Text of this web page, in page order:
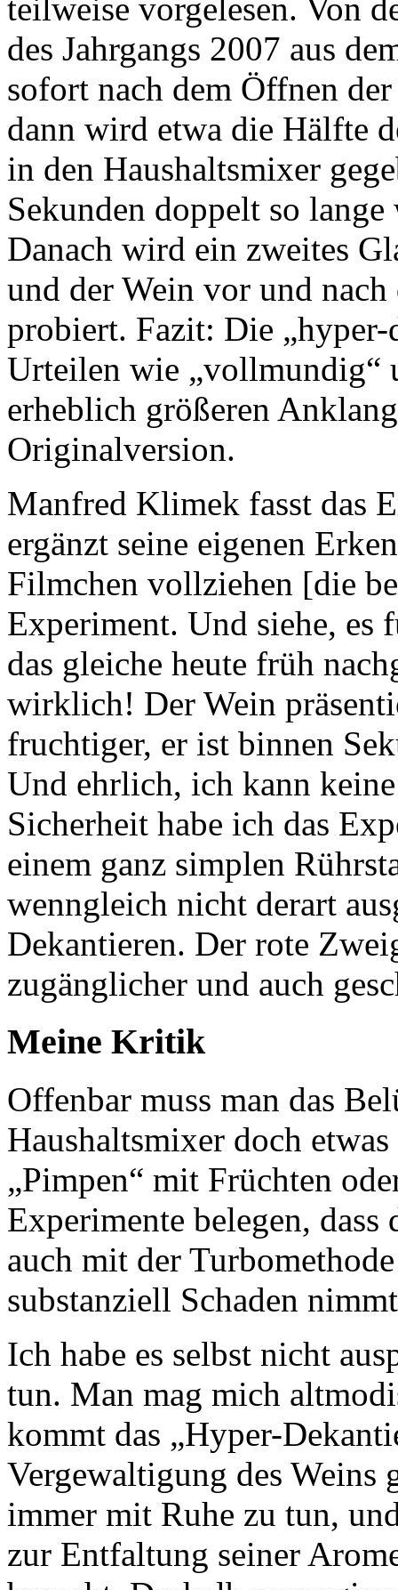
teilweise vorgelesen. Von
des Jahrgangs 2007 aus
sofort nach dem Öffnen
dann wird etwa die Hälfte
in den Haushaltsmixer
Sekunden doppelt so
Danach wird ein zweites
und der Wein vor und
probiert. Fazit: Die
Urteilen wie „vollmundig“
erheblich größeren
Originalversion.
Manfred Klimek fasst das
ergänzt seine eigenen
Filmchen vollziehen [die
Experiment. Und siehe, es
das gleiche heute früh
wirklich! Der Wein
fruchtiger, er ist binnen
Und ehrlich, ich kann
Sicherheit habe ich das
einem ganz simplen
wenngleich nicht derart
Dekantieren. Der rote
zugänglicher und auch
Meine Kritik
Offenbar muss man das
Haushaltsmixer doch
„Pimpen“ mit Früchten
Experimente belegen,
auch mit der
substanziell Schaden
Ich habe es selbst nicht
tun. Man mag mich
kommt das „Hyper-
Vergewaltigung des Weins
immer mit Ruhe zu tun,
zur Entfaltung seiner